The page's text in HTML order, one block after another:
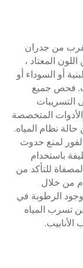
من جدران
المعتاد ،
أو السوداء أو
فحص جميع
التسريبات
المتخصصة
نظام المياه.
لمنع حدوث
باستخدام
للتأكد من
من خلال
الرطوبة في
تسرب المياه